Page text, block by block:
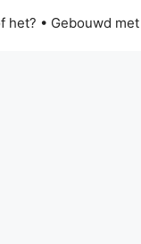
het? • Gebouwd met